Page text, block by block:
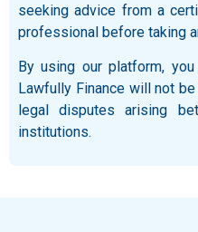
seeking advice from a
professional before taking
By using our platform,
Lawfully Finance will not
legal disputes arising
institutions.